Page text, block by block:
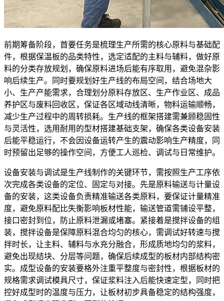
前期筹备阶段，首要任务是梳理生产所需的核心原料与基础配
件，根据保温板的品类特性，选定适配的主料与辅料，做好原
料的分类存放规划，确保原料进场后能有序取用，避免混杂影
响后续生产。同时要规划好生产线的布局空间，结合场地大
小、生产产能需求，合理划分原料存放区、生产作业区、成品
养护区与废料回收区，保证各区域动线清晰，物料运输顺畅，
减少生产过程中的周转损耗。生产线的框架搭建需兼顾稳固性
与灵活性，选用耐用的型材搭建基础支架，确保各类设备安装
后能平稳运行，不会因设备运转产生的震动影响生产精度，同
时预留出足够的操作空间，方便工人巡检、调试与日常维护。
设备安装与调试是生产线制作的关键环节，需按照生产工序依
次完成各类设备的定位、固定与对接。先是原料输送与计量设
备的安装，这类设备负责精准输送各类原料，要保证计量精准
度，避免原料配比失衡影响板材性能，输送管道需铺设平整，
接口密封到位，防止原料泄漏或堵塞。紧接着是搅拌设备的组
装，搅拌设备是保障原料混合均匀的核心，需调试好转速与搅
拌时长，让主料、辅料与水充分融合，形成质地均匀的浆料，
避免出现结块、分层等问题，确保后续成型的板材内部结构密
实。成型设备的安装要格外注重平整度与密封性，根据板材的
规格需求调试模具尺寸，保证浆料注入后能快速定型，同时把
控好成型时的温度与压力，让板材初步具备稳定的结构强度，